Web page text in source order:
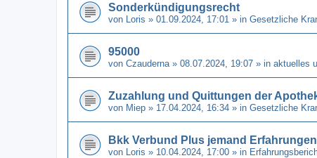
Sonderkündigungsrecht
von Loris » 01.09.2024, 17:01 » in Gesetzliche
95000
von Czauderna » 08.07.2024, 19:07 » in aktuelles
Zuzahlung und Quittungen der
von Miep » 17.04.2024, 16:34 » in Gesetzliche
Bkk Verbund Plus jemand
von Loris » 10.04.2024, 17:00 » in